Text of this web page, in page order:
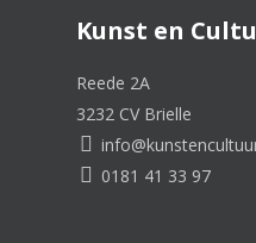
Kunst en
Reede 2A
3232 CV Brielle
0181 41 33 97